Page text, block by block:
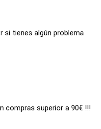
si tienes algún problema
compras superior a 90€ !!!